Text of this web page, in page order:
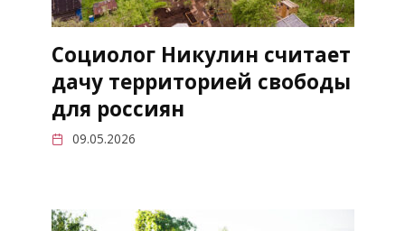
Социолог Никулин считает
дачу территорией свободы
для россиян
09.05.2026